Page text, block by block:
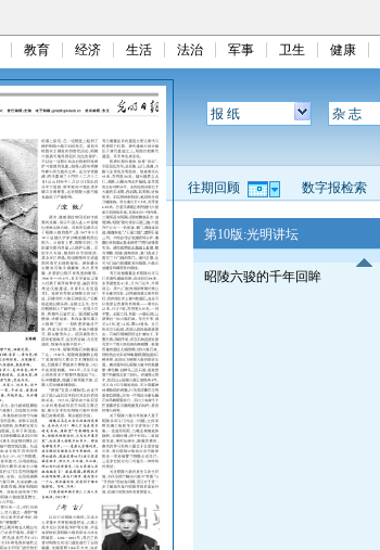
教育 经济 生活 法治 军事 卫生 健康
报 纸 杂 志
往期回顾 数字报检索
第10版:光明讲坛
昭陵六骏的千年回眸